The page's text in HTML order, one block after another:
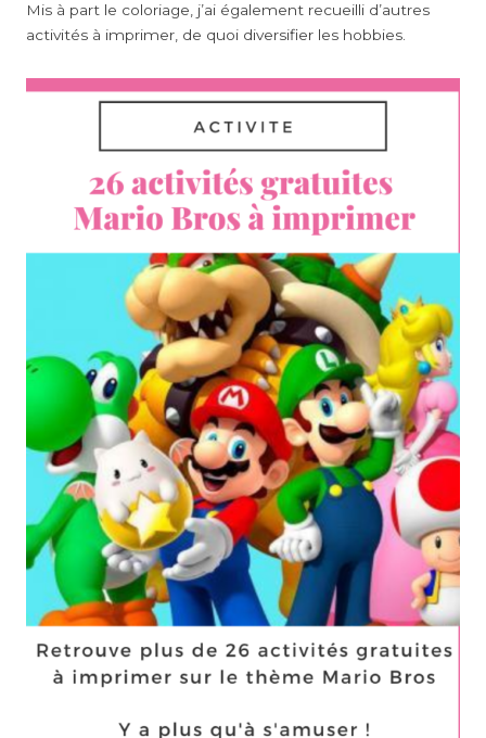
Mis à part le coloriage, j’ai également recueilli d’autres
activités à imprimer, de quoi diversifier les hobbies.